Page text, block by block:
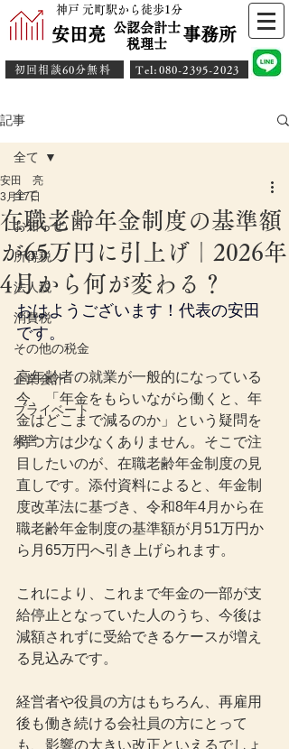
神戸 元町駅から徒歩1分
安田亮 事務所
公認会計士
​税理士
初回相談60分無料 ​Tel:080-2395-2023
記事
全て
お知らせ
所得税
法人税
消費税
その他の税金
企業会計
プライベート
経営
全て
在職老齢年金制度の基準額
が65万円に引上げ｜2026年
4月から何が変わる？
安田 亮
3月17日
おはようございます！代表の安田
です。
高年齢者の就業が一般的になっている
今、「年金をもらいながら働くと、年
金はどこまで減るのか」という疑問を
持つ方は少なくありません。そこで注
目したいのが、在職老齢年金制度の見
直しです。添付資料によると、年金制
度改革法に基づき、令和8年4月から在
職老齢年金制度の基準額が月51万円か
ら月65万円へ引き上げられます。
これにより、これまで年金の一部が支
給停止となっていた人のうち、今後は
減額されずに受給できるケースが増え
る見込みです。
経営者や役員の方はもちろん、再雇用
後も働き続ける会社員の方にとって
も、影響の大きい改正といえるでしょ